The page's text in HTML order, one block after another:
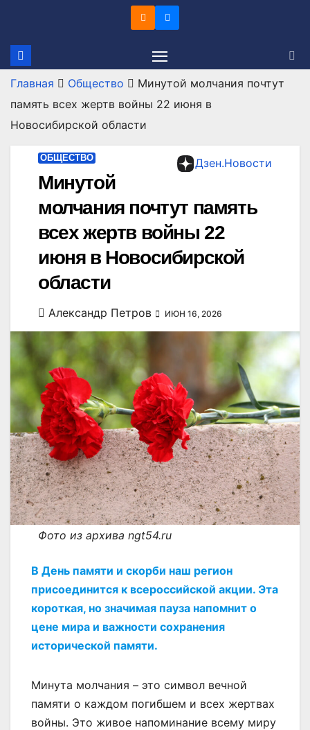
содержимому
Главная Общество
Минутой молчания почтут
память всех жертв войны 22 июня в
Новосибирской области
Дзен.Новости
ОБЩЕСТВО
Минутой
молчания почтут память
всех жертв войны 22
июня в Новосибирской
области
Александр Петров ИЮН 16, 2026
Фото из архива ngt54.ru
В День памяти и скорби наш регион
присоединится к всероссийской акции. Эта
короткая, но значимая пауза напомнит о
цене мира и важности сохранения
исторической памяти.
Минута молчания – это символ вечной
памяти о каждом погибшем и всех жертвах
войны. Это живое напоминание всему миру